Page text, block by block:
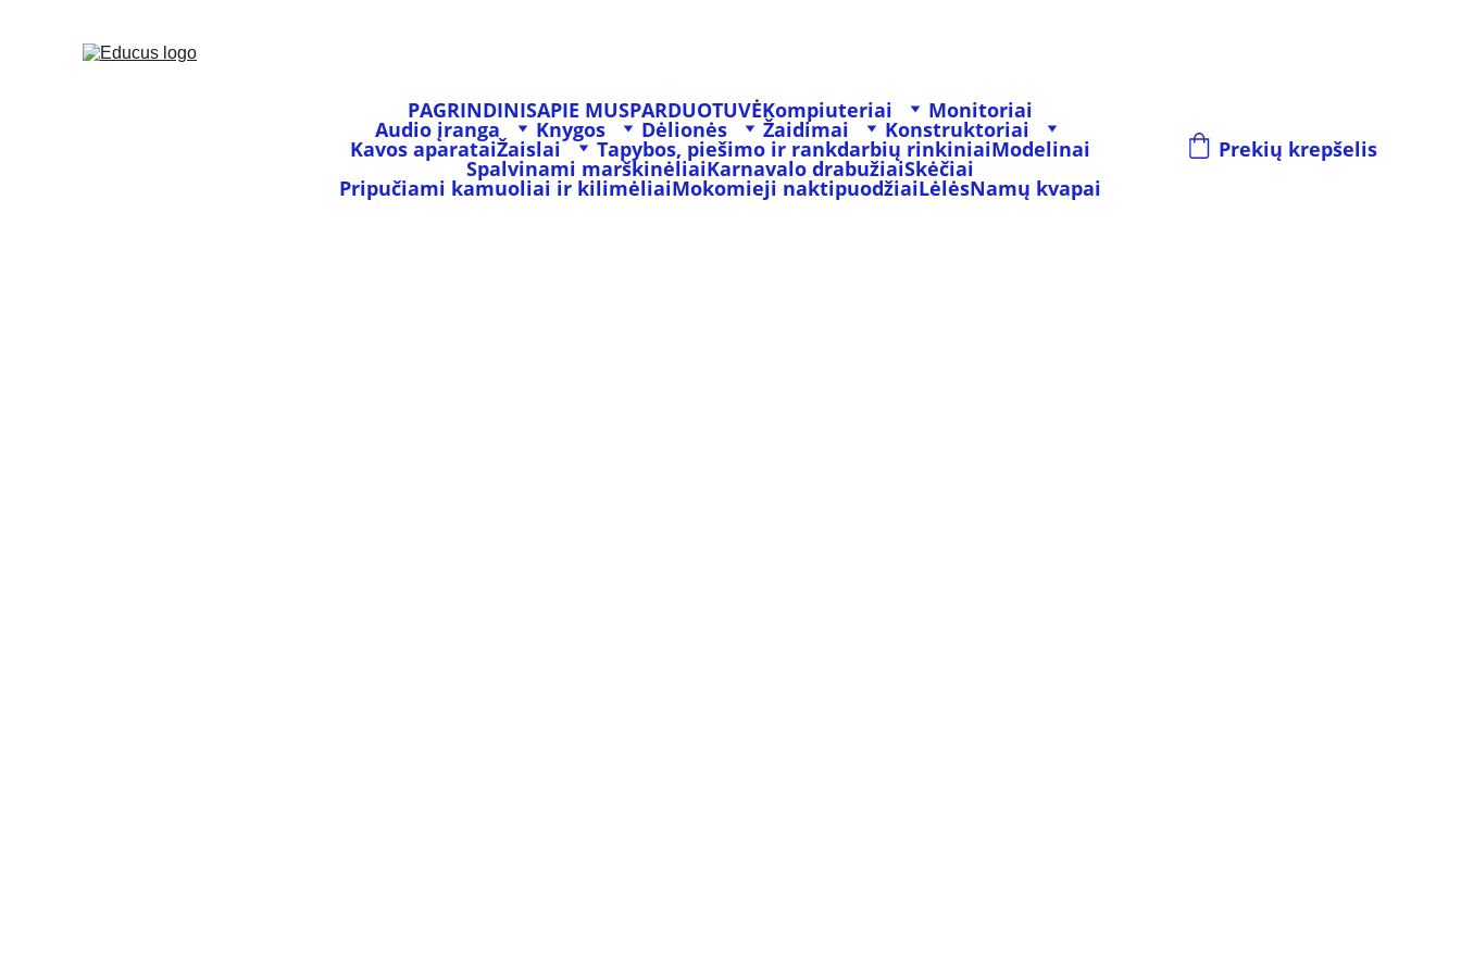
PAGRINDINISAPIE MUSPARDUOTUVĖKompiuteriai Monitoriai
Audio įranga Knygos Dėlionės Žaidimai Konstruktoriai
Kavos aparataiŽaislai Tapybos, piešimo ir rankdarbių rinkiniaiModelinai
Spalvinami marškinėliaiKarnavalo drabužiaiSkėčiai
Pripučiami kamuoliai ir kilimėliaiMokomieji naktipuodžiaiLėlėsNamų kvapai
Prekių krepšelis